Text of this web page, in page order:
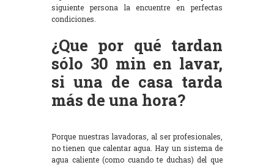
siguiente persona la encuentre en perfectas
condiciones.
¿Que por qué tardan
sólo 30 min en lavar,
si una de casa tarda
más de una hora?
Porque nuestras lavadoras, al ser profesionales,
no tienen que calentar agua. Hay un sistema de
agua caliente (como cuando te duchas) del que